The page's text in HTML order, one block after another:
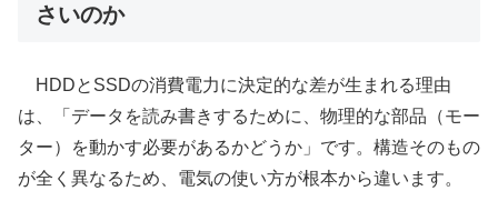
さいのか
HDDとSSDの消費電力に決定的な差が生まれる理由
は、「データを読み書きするために、物理的な部品（モー
ター）を動かす必要があるかどうか」です。構造そのもの
が全く異なるため、電気の使い方が根本から違います。